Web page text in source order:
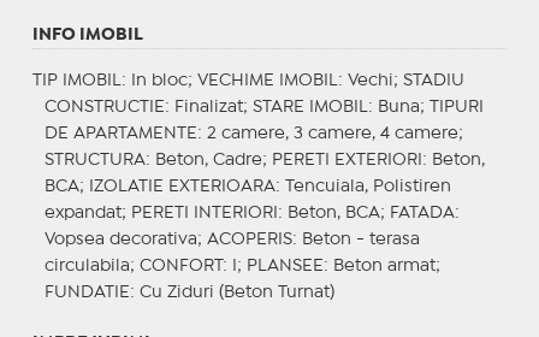
INFO IMOBIL
TIP IMOBIL : In bloc; VECHIME IMOBIL : Vechi; STADIU
CONSTRUCTIE : Finalizat; STARE IMOBIL : Buna;
TIPURI
DE APARTAMENTE : 2 camere, 3 camere, 4 camere;
STRUCTURA: Beton, Cadre; PERETI EXTERIORI : Beton,
BCA;
IZOLATIE EXTERIOARA: Tencuiala, Polistiren
expandat; PERETI INTERIORI : Beton, BCA; FATADA:
Vopsea decorativa; ACOPERIS: Beton - terasa
circulabila; CONFORT : I; PLANSEE : Beton armat;
FUNDATIE : Cu Ziduri (Beton Turnat)